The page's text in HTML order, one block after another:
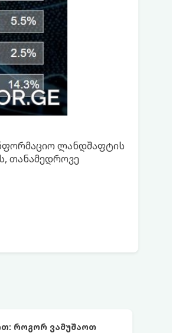
ლანდშაფტის
თანამედროვე
როგორ ვამუშაოთ